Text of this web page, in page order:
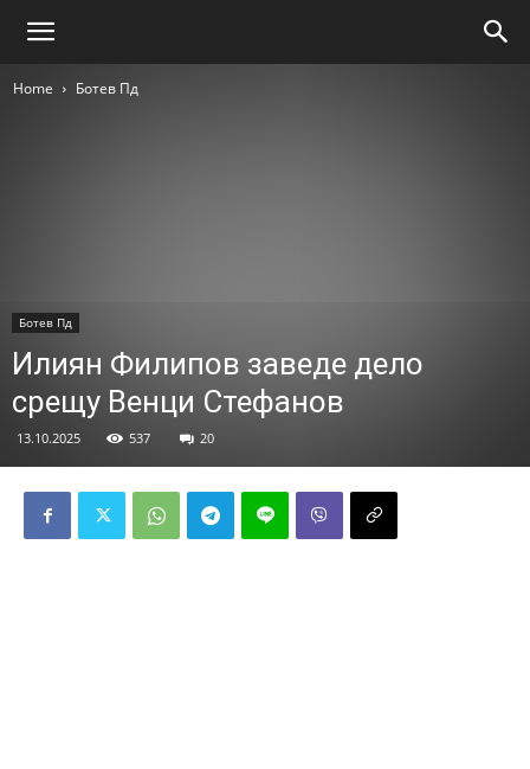
Home Ботев Пд
Ботев Пд
Илиян Филипов заведе дело
срещу Венци Стефанов
13.10.2025 537 20